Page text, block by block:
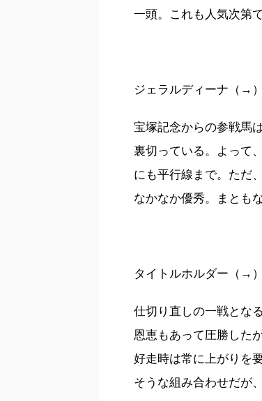
一頭。これも人気次第で
ジェラルディーナ（→）
宝塚記念からの参戦馬
裏切っている。よって
にも平行線まで。ただ
なかなか優秀。まとも
タイトルホルダー（→）
仕切り直しの一戦とな
恩恵もあって圧勝した
好走時は常に上がりを
そうな組み合わせだが